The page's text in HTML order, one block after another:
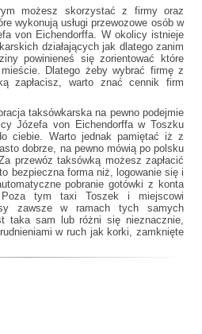
możesz skorzystać z firmy oraz
wykonują usługi przewozowe osób w
von Eichendorffa. W okolicy istnieje
działających jak dlatego zanim
powinieneś się zorientować które
Dlatego żeby wybrać firmę z
zapłacisz, warto znać cennik firm
taksówkarska na pewno podejmie
Józefa von Eichendorffa w Toszku
ciebie. Warto jednak pamiętać iż z
dobrze, na pewno mówią po polsku
przewóz taksówką możesz zapłacić
bezpieczna forma niż, logowanie się i
pobranie gotówki z konta
tym taxi Toszeki miejscowi
zawsze w ramach tych samych
taka sam lub różni się nieznacznie,
w ruch jak korki, zamknięte